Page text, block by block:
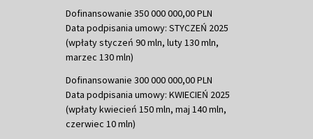
Dofinansowanie 350 000 000,00 PLN
Data podpisania umowy: STYCZEŃ 2025
(wpłaty styczeń 90 mln, luty 130 mln,
marzec 130 mln)
Dofinansowanie 300 000 000,00 PLN
Data podpisania umowy: KWIECIEŃ 2025
(wpłaty kwiecień 150 mln, maj 140 mln,
czerwiec 10 mln)